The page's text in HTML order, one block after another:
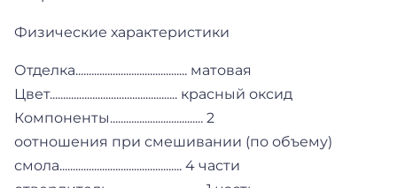
Физические характеристики
Отделка.......................................... матовая
Цвет................................................ красный оксид
Компоненты................................... 2
оотношения при смешивании (по объему)
смола.............................................. 4 части